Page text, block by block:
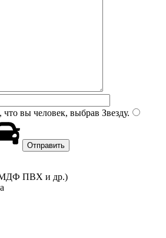
вы человек, выбрав Звезду.
ПВХ и др.)